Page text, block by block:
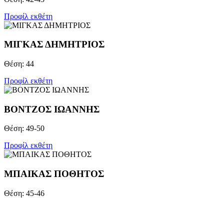
Προφίλ εκθέτη
ΜΙΓΚΑΣ ΔΗΜΗΤΡΙΟΣ
Θέση: 44
Προφίλ εκθέτη
ΒΟΝΤΖOΣ ΙΩΑΝΝΗΣ
Θέση: 49-50
Προφίλ εκθέτη
ΜΠΑΙΚΑΣ ΠΟΘΗΤΟΣ
Θέση: 45-46